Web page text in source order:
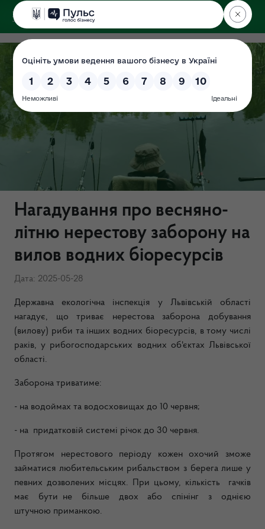
ДЕРЖЕКОІНСПЕКЦІЯ
у Львівській області
Нагадування про весняно-
літню нерестову заборону на
вилов водних біоресурсів
Дата: 2025-05-28
Державна екологічна інспекція у Львівській області
нагадує, що триває нерестова заборона добування
(вилову) риби та інших водних біоресурсів, в тому числі
раків, у рибогосподарських водних об'єктах Львівської
області.
Заборона триватиме:
- на водоймах та водосховищах до 10 червня;
- на придатковій системі річок до 30 червня.
Протягом нерестового періоду кожен охочий зможе
займатися любительським рибальством з берега лише у
певних дозволених місцях. При цьому, кількість гачків
має бути не більше двох або спінінг з однією
штучною приманкою.